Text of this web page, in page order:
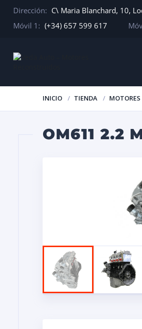
Dirección: C\ Maria Blanchard, 10,
Móvil 1: (+34) 657 599 617
INICIO TIENDA
OM611 2.2